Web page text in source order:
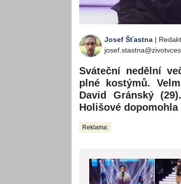
Josef Šťastna |
Sváteční nedělní
plné kostýmů.
David Gránský
Holišové
Reklama: